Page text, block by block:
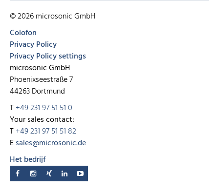
© 2026 microsonic GmbH
Colofon
Privacy Policy
Privacy Policy settings
microsonic GmbH
Phoenixseestraße 7
44263 Dortmund
T+49 231 97 51 51 0
Your sales contact:
T+49 231 97 51 51 82
Esales@microsonic.de
Het bedrijf